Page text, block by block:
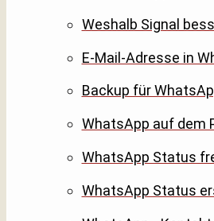
Weshalb Signal
E-Mail-Adresse in
Backup für
WhatsApp auf dem
WhatsApp Status
WhatsApp Status